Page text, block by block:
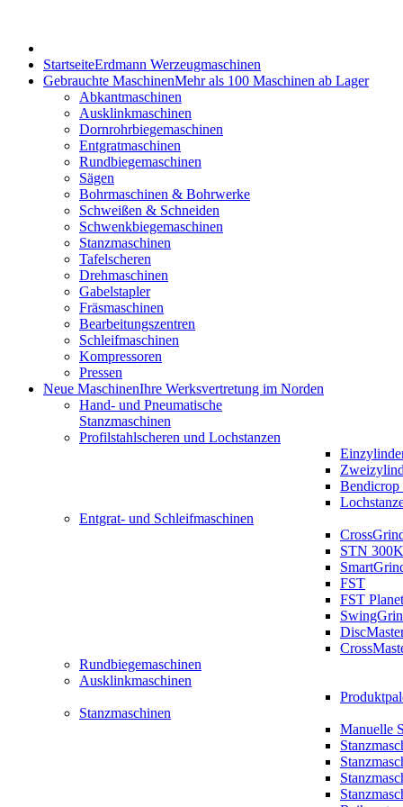
StartseiteErdmann Werzeugmaschinen
Gebrauchte MaschinenMehr als 100 Maschinen ab Lager
Abkantmaschinen
Ausklinkmaschinen
Dornrohrbiegemaschinen
Entgratmaschinen
Rundbiegemaschinen
Sägen
Bohrmaschinen & Bohrwerke
Schweißen & Schneiden
Schwenkbiegemaschinen
Stanzmaschinen
Tafelscheren
Drehmaschinen
Gabelstapler
Fräsmaschinen
Bearbeitungszentren
Schleifmaschinen
Kompressoren
Pressen
Neue MaschinenIhre Werksvertretung im Norden
Hand- und Pneumatische
Stanzmaschinen
Profilstahlscheren und Lochstanzen
Bendicrop
Entgrat- und Schleifmaschinen
STN
FST
FST
Rundbiegemaschinen
Ausklinkmaschinen
Stanzmaschinen
Manuelle